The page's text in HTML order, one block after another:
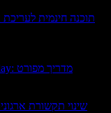
שינוי תקשורת